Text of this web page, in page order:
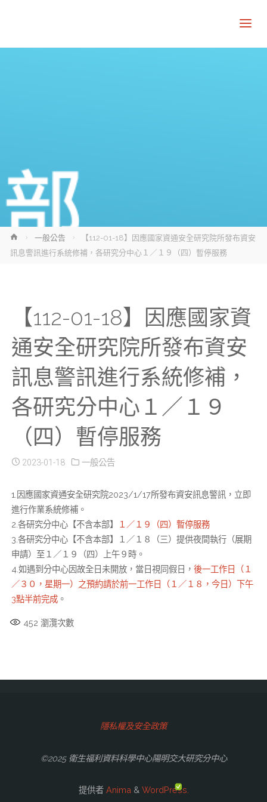
Home一般公告
【112-01-18】因應國家資通安全研究院所發布資安
訊息警訊進行系統修補，各研究分中心１／１９（四）暫停服務
【112-01-18】因應國家資
通安全研究院所發布資安
訊息警訊進行系統修補，
各研究分中心１／１９
（四）暫停服務
2023-01-18 一般公告
1.因應國家資通安全研究院2023/1/17所發布資安訊息警訊，立即
進行作業系統修補。
2.各研究分中心【不含本部】
１／１９（四）暫停服務
3.各研究分中心【不含本部】１／１８（三）提供夜間執行（展期
申請）至１／１９（四）上午９時。
4.如遇到分中心因故全日未開放，當日視同假日， 後一工作日（１
／３０，星期一）之預約請於前一工作日（１／１８，今日）下午
3點半前完成。
452 瀏灠次數
隱私權及安全政策
©2025 衛生福利資料科學中心陽明交大研究分中心
提供者Anima& WordPress.